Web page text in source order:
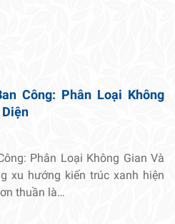
Công: Phân Loại Không
Diện
Phân Loại Không Gian Và
xu hướng kiến trúc xanh hiện
thuần là…